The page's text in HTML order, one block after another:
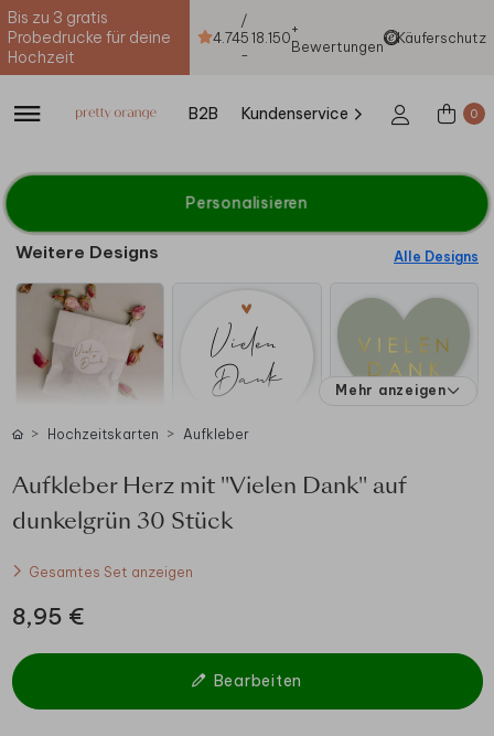
Bis zu 3 gratis
Probedrucke für deine
Hochzeit
4.74
/
5
-
18.150+
Bewertungen
Käuferschutz
B2B Kundenservice 0
Personalisieren
Weitere Designs Alle Designs
Mehr anzeigen
Hochzeitskarten Aufkleber
Aufkleber Herz mit "Vielen Dank" auf
dunkelgrün 30 Stück
Gesamtes Set anzeigen
8,95 €
Bearbeiten